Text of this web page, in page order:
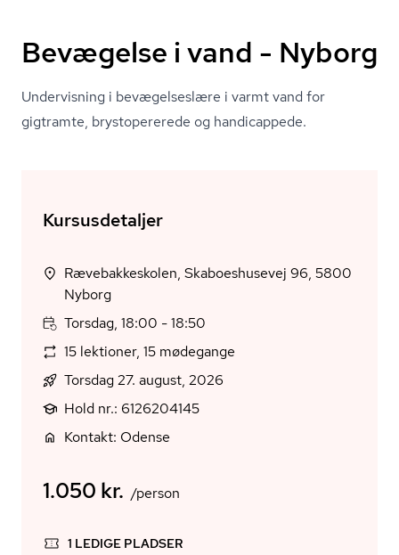
Bevægelse i vand - Nyborg
Undervisning i bevægelseslære i varmt vand for
gigtramte, brystopererede og handicappede.
Kursusdetaljer
Rævebakkeskolen, Skaboeshusevej 96, 5800
Nyborg
Torsdag, 18:00 - 18:50
15 lektioner, 15 mødegange
Torsdag 27. august, 2026
Hold nr.: 6126204145
Kontakt: Odense
1.050 kr. /person
1 LEDIGE PLADSER